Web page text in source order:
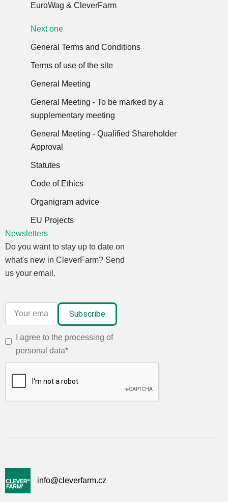
EuroWag & CleverFarm
Next one
General Terms and Conditions
Terms of use of the site
General Meeting
General Meeting - To be marked by a
supplementary meeting
General Meeting - Qualified Shareholder
Approval
Statutes
Code of Ethics
Organigram advice
EU Projects
Newsletters
Do you want to stay up to date on
what's new in CleverFarm? Send
us your email.
I agree to the processing of
personal data*
info@cleverfarm.cz